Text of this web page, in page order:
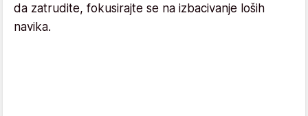
da zatrudite, fokusirajte se na izbacivanje loših
navika.